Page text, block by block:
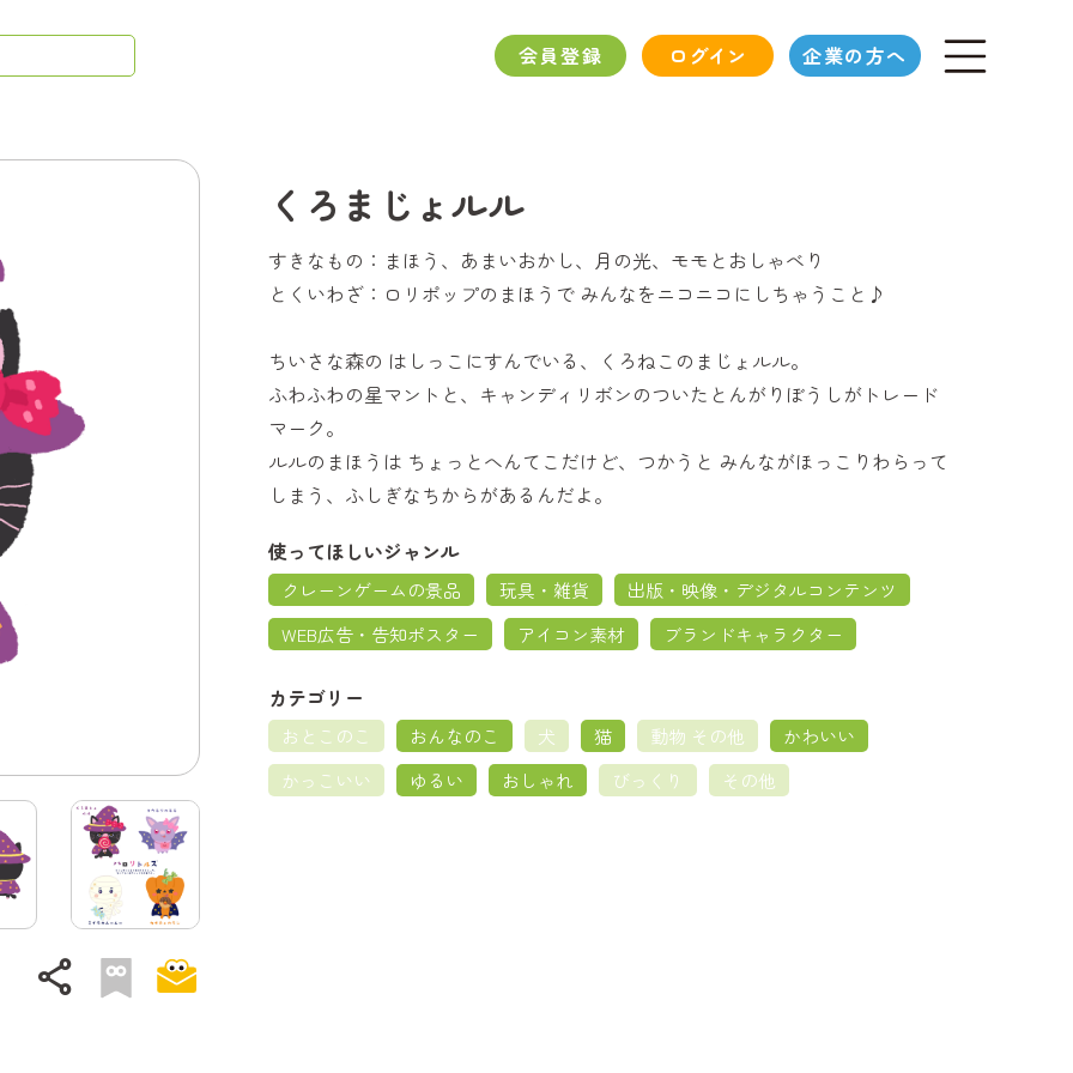
会員登録 ログイン 企業の方へ
share
くろまじょルル
すきなもの：まほう、あまいおかし、月の光、モモとおしゃべり
とくいわざ：ロリポップのまほうで みんなをニコニコにしちゃうこと♪
ちいさな森の はしっこにすんでいる、くろねこのまじょルル。
ふわふわの星マントと、キャンディリボンのついたとんがりぼうしがトレード
マーク。
ルルのまほうは ちょっとへんてこだけど、つかうと みんながほっこりわらって
しまう、ふしぎなちからがあるんだよ。
使ってほしいジャンル
クレーンゲームの景品 玩具・雑貨
出版・映像・デジタルコンテンツ
WEB広告・告知ポスター
アイコン素材 ブランドキャラクター
カテゴリー
おとこのこ おんなのこ 犬 猫 動物 その他
かわいい
かっこいい
ゆるい おしゃれ びっくり その他